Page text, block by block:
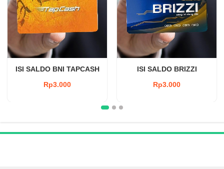
ISI SALDO BNI TAPCASH
Rp3.000
ISI SALDO BRIZZI
Rp3.000